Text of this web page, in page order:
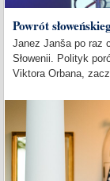
Powrót
Janez Janša po raz
Słowenii. Polityk
Viktora Orbana,